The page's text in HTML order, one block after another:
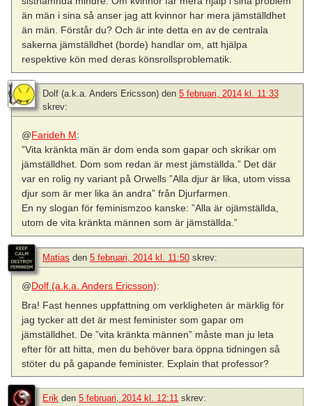
än män i sina så anser jag att kvinnor har mera jämställdhet
än män. Förstår du? Och är inte detta en av de centrala
sakerna jämställdhet (borde) handlar om, att hjälpa
respektive kön med deras könsrollsproblematik.
Dolf (a.k.a. Anders Ericsson) den 5 februari, 2014 kl. 11:33
skrev:
@Farideh M:
”Vita kränkta män är dom enda som gapar och skrikar om
jämställdhet. Dom som redan är mest jämställda.” Det där
var en rolig ny variant på Orwells ”Alla djur är lika, utom vissa
djur som är mer lika än andra” från Djurfarmen.
En ny slogan för feminismzoo kanske: ”Alla är ojämställda,
utom de vita kränkta männen som är jämställda.”
Matias den 5 februari, 2014 kl. 11:50 skrev:
@Dolf (a.k.a. Anders Ericsson):
Bra! Fast hennes uppfattning om verkligheten är märklig för
jag tycker att det är mest feminister som gapar om
jämställdhet. De ”vita kränkta männen” måste man ju leta
efter för att hitta, men du behöver bara öppna tidningen så
stöter du på gapande feminister. Explain that professor?
Erik den 5 februari, 2014 kl. 12:11 skrev: